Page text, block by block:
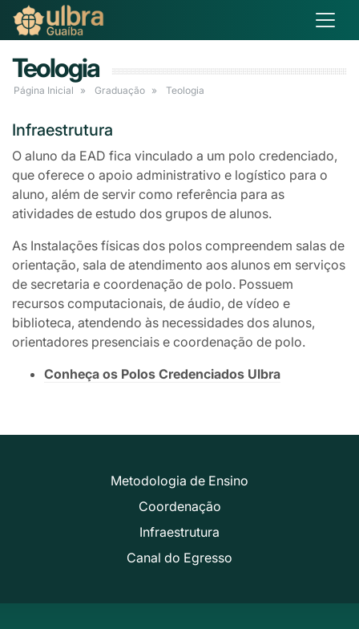
Teologia
Página Inicial Graduação Teologia
Infraestrutura
O aluno da EAD fica vinculado a um polo credenciado,
que oferece o apoio administrativo e logístico para o
aluno, além de servir como referência para as
atividades de estudo dos grupos de alunos.
As Instalações físicas dos polos compreendem salas de
orientação, sala de atendimento aos alunos em serviços
de secretaria e coordenação de polo. Possuem
recursos computacionais, de áudio, de vídeo e
biblioteca, atendendo às necessidades dos alunos,
orientadores presenciais e coordenação de polo.
Conheça os Polos Credenciados Ulbra
Metodologia de Ensino
Coordenação
Infraestrutura
Canal do Egresso